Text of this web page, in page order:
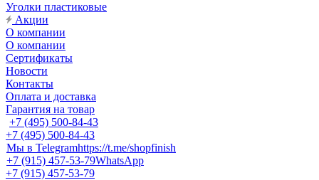
Уголки пластиковые
Акции
О компании
О компании
Сертификаты
Новости
Контакты
Оплата и доставка
Гарантия на товар
+7 (495) 500-84-43
+7 (495) 500-84-43
Мы в Telegramhttps://t.me/shopfinish
+7 (915) 457-53-79WhatsApp
+7 (915) 457-53-79